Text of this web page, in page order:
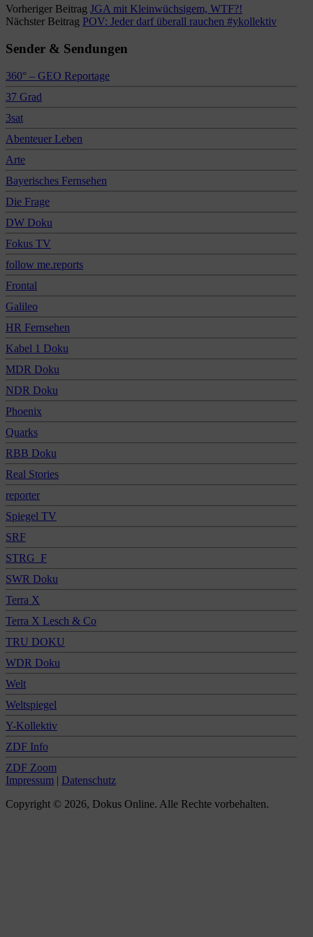
Vorheriger Beitrag JGA mit Kleinwüchsigem, WTF?!
Nächster Beitrag POV: Jeder darf überall rauchen #ykollektiv
Sender & Sendungen
360° – GEO Reportage
37 Grad
3sat
Abenteuer Leben
Arte
Bayerisches Fernsehen
Die Frage
DW Doku
Fokus TV
follow me.reports
Frontal
Galileo
HR Fernsehen
Kabel 1 Doku
MDR Doku
NDR Doku
Phoenix
Quarks
RBB Doku
Real Stories
reporter
Spiegel TV
SRF
STRG_F
SWR Doku
Terra X
Terra X Lesch & Co
TRU DOKU
WDR Doku
Welt
Weltspiegel
Y-Kollektiv
ZDF Info
ZDF Zoom
Impressum | Datenschutz
Copyright © 2026, Dokus Online. Alle Rechte vorbehalten.